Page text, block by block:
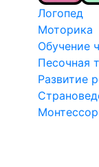
Логопед
Моторика
Обучение
Песочная
Развитие